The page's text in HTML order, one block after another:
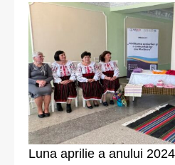
Luna aprilie a anului